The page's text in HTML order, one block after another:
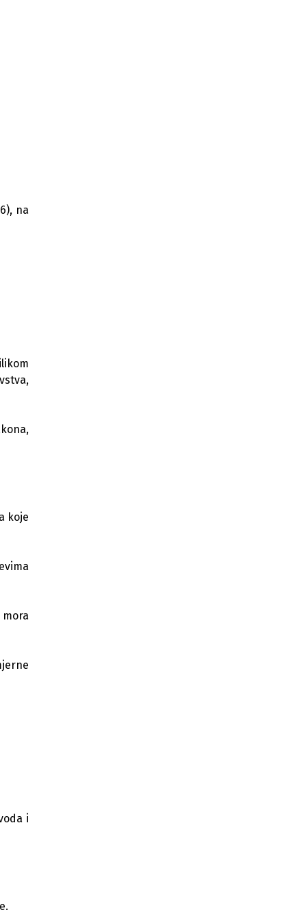
na
koje
mora
i